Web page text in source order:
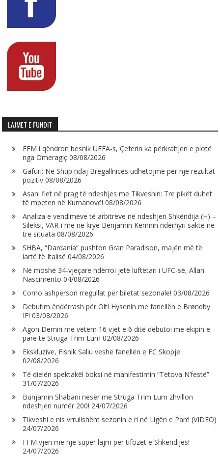
LAJMET E FUNDIT
FFM i qëndron besnik UEFA-s, Çeferin ka përkrahjen e plotë
nga Omeragiç 08/08/2026
Gafuri: Në Shtip ndaj Bregallnicës udhëtojmë për një rezultat
pozitiv 08/08/2026
Asani flet në prag të ndeshjes me Tikveshin: Tre pikët duhet
të mbeten në Kumanovë! 08/08/2026
Analiza e vendimeve të arbitrëve në ndeshjen Shkëndija (H) –
Sileksi, VAR-i me në krye Benjamin Kerimin ndërhyri saktë në
tre situata 08/08/2026
SHBA, “Dardania” pushton Gran Paradison, majën më të
lartë të Italisë 04/08/2026
Në moshë 34-vjeçare ndërroi jetë luftëtari i UFC-së, Allan
Nascimento 04/08/2026
Como ashpërson rregullat për biletat sezonale! 03/08/2026
Debutim ëndërrash për Olti Hysenin me fanellën e Brøndby
IF! 03/08/2026
Agon Demiri me vetëm 16 vjet e 6 ditë debutoi me ekipin e
parë të Struga Trim Lum 02/08/2026
Ekskluzive, Fisnik Saliu veshë fanellën e FC Skopje
02/08/2026
Të dielën spektakël boksi në manifestimin “Tetova N’festë”
31/07/2026
Bunjamin Shabani nesër me Struga Trim Lum zhvillon
ndeshjen numër 200! 24/07/2026
Tikveshi e nis vrrullshëm sezonin e ri në Ligën e Parë (VIDEO)
24/07/2026
FFM vjen me një super lajm për tifozët e Shkëndijës!
24/07/2026